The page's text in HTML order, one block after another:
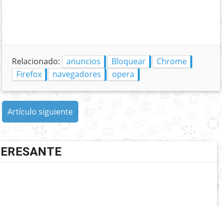
Relacionado: anuncios Bloquear
Chrome
Firefox
navegadores opera
Artículo siguiente